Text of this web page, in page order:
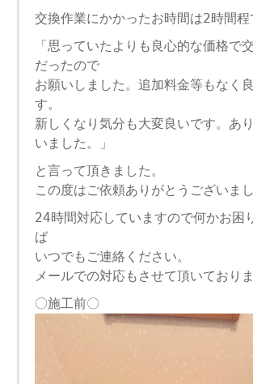
交換作業にかかったお時間は2時間程
「思っていたよりも良心的な価格で
だったので
お願いしました。追加料金等もなく
す。
新しくなり気分も大変良いです。あ
いました。」
と言って頂きました。
この度はご依頼ありがとうございまし
24時間対応していますので何かお困
ば
いつでもご連絡ください。
メールでの対応もさせて頂いておりま
〇施工前〇